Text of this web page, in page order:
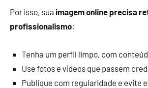
Por isso, sua imagem online precisa
profissionalismo:
Tenha um perfil limpo, com
Use fotos e vídeos que passem
Publique com regularidade e evite